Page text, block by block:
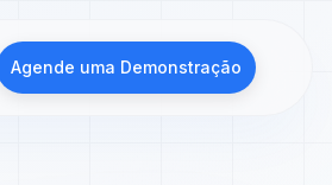
Agende uma Demonstração